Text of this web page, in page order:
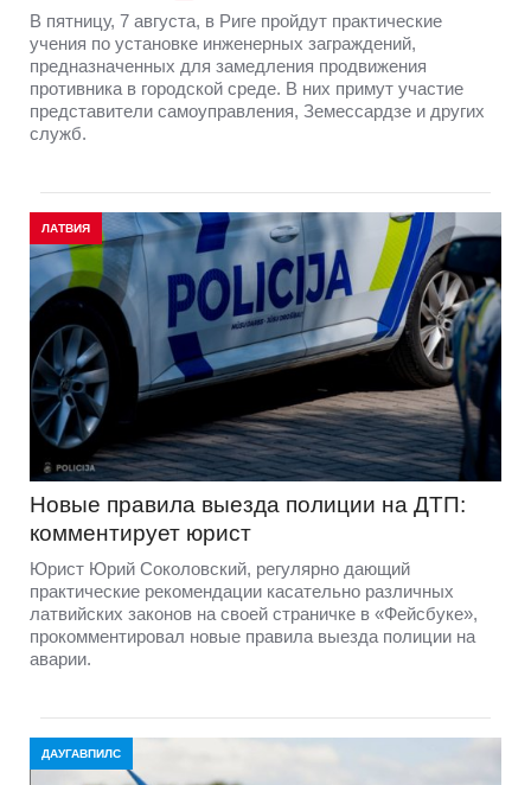
В пятницу, 7 августа, в Риге пройдут практические
учения по установке инженерных заграждений,
предназначенных для замедления продвижения
противника в городской среде. В них примут участие
представители самоуправления, Земессардзе и других
служб.
ЛАТВИЯ
Новые правила выезда полиции на ДТП:
комментирует юрист
Юрист Юрий Соколовский, регулярно дающий
практические рекомендации касательно различных
латвийских законов на своей страничке в «Фейсбуке»,
прокомментировал новые правила выезда полиции на
аварии.
ДАУГАВПИЛС